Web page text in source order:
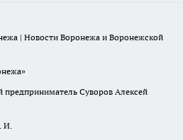
| Новости Воронежа и Воронежской
Суворов Алексей
И.